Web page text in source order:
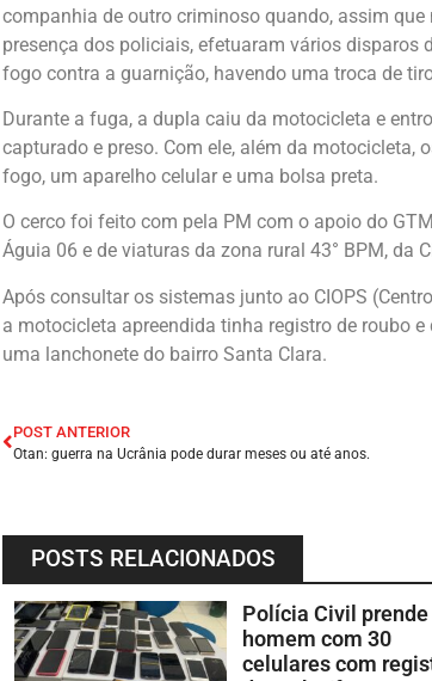
companhia de outro criminoso quando, assim que
presença dos policiais, efetuaram vários disparos
fogo contra a guarnição, havendo uma troca de
Durante a fuga, a dupla caiu da motocicleta e
capturado e preso. Com ele, além da
fogo, um aparelho celular e uma bolsa preta.
O cerco foi feito com pela PM com o apoio do
Águia 06 e de viaturas da zona rural 43° BPM, da
Após consultar os sistemas junto ao CIOPS
a motocicleta apreendida tinha registro de roubo
uma lanchonete do bairro Santa Clara.
POST ANTERIOR
Otan: guerra na Ucrânia pode durar meses ou até anos.
POSTS RELACIONADOS
Polícia Civil prende
homem com 30
celulares com